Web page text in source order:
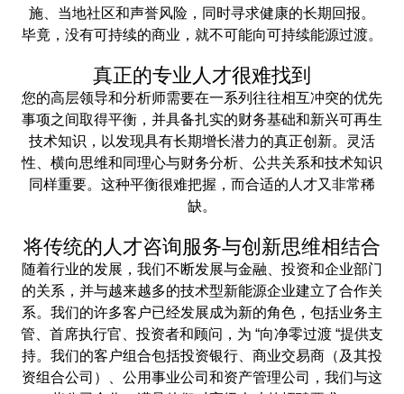
施、当地社区和声誉风险，同时寻求健康的长期回报。
毕竟，没有可持续的商业，就不可能向可持续能源过渡。
真正的专业人才很难找到
您的高层领导和分析师需要在一系列往往相互冲突的优先
事项之间取得平衡，并具备扎实的财务基础和新兴可再生
技术知识，以发现具有长期增长潜力的真正创新。灵活
性、横向思维和同理心与财务分析、公共关系和技术知识
同样重要。这种平衡很难把握，而合适的人才又非常稀
缺。
将传统的人才咨询服务与创新思维相结合
随着行业的发展，我们不断发展与金融、投资和企业部门
的关系，并与越来越多的技术型新能源企业建立了合作关
系。我们的许多客户已经发展成为新的角色，包括业务主
管、首席执行官、投资者和顾问，为 “向净零过渡 “提供支
持。我们的客户组合包括投资银行、商业交易商（及其投
资组合公司）、公用事业公司和资产管理公司，我们与这